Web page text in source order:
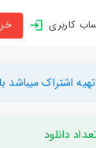
اشتراک
میباشد با خرید هر
دانلود